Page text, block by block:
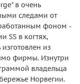
в очень
следами от
фоном -
SS в когтях,
из
фирмы. Изнутри
владельца
Норвегии.